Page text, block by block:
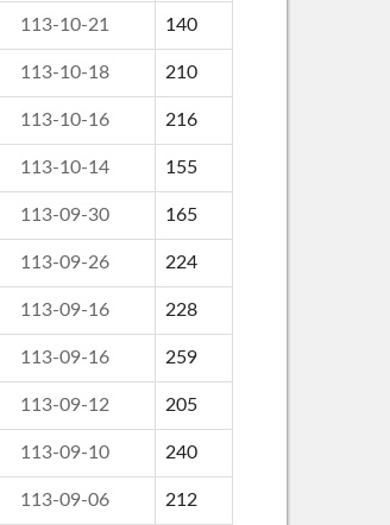
113-10-21 140
113-10-18 210
113-10-16 216
113-10-14 155
113-09-30 165
113-09-26 224
113-09-16 228
113-09-16 259
113-09-12 205
113-09-10 240
113-09-06 212